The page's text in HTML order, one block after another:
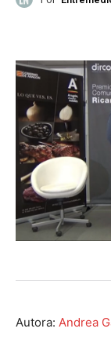
Autora: Andrea